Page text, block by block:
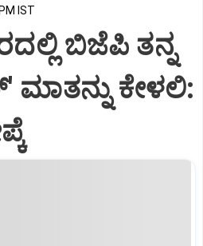
IST
ಬಿಜೆಪಿ ತನ್ನ
ಕೇಳಲಿ: